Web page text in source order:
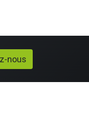
nous